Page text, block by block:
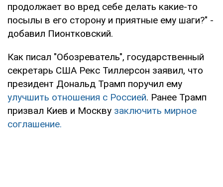
продолжает во вред себе делать какие-то
посылы в его сторону и приятные ему шаги?" -
добавил Пионтковский.
Как писал "Обозреватель", государственный
секретарь США Рекс Тиллерсон заявил, что
президент Дональд Трамп поручил ему
улучшить отношения с Россией. Ранее Трамп
призвал Киев и Москву заключить мирное
соглашение.